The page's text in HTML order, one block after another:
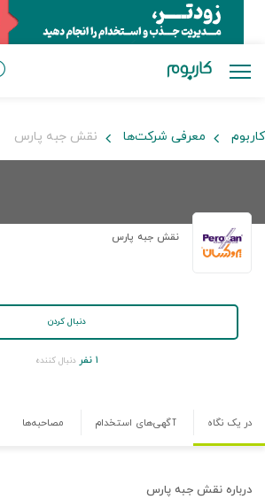
کاربوم معرفی شرکت‌ها نقش جبه پارس
نقش جبه پارس
دنبال کردن
۱ نفر دنبال کننده
در یک نگاه آگهی‌های استخدام مصاحبه‌ها
درباره نقش جبه پارس